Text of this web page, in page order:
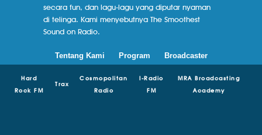
secara fun, dan lagu-lagu yang diputar nyaman
di telinga. Kami menyebutnya The Smoothest
Sound on Radio.
Tentang Kami Program Broadcaster
Hard
Rock FM
Trax
Cosmopolitan
Radio
I-Radio
FM
MRA Broadcasting
Academy